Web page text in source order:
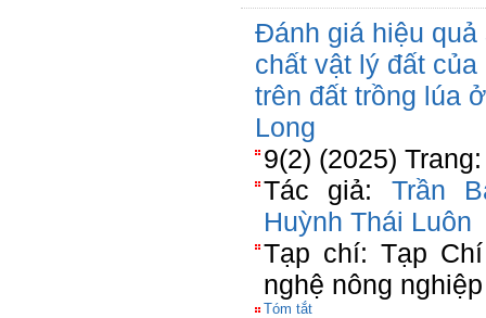
Đánh giá hiệu
chất vật lý đất
trên đất trồng lúa
Long
9(2) (2025)
Tác giả: Trần
Huỳnh Thái Luôn
Tạp chí: Tạp
nghệ nông nghiệp
Tóm tắt